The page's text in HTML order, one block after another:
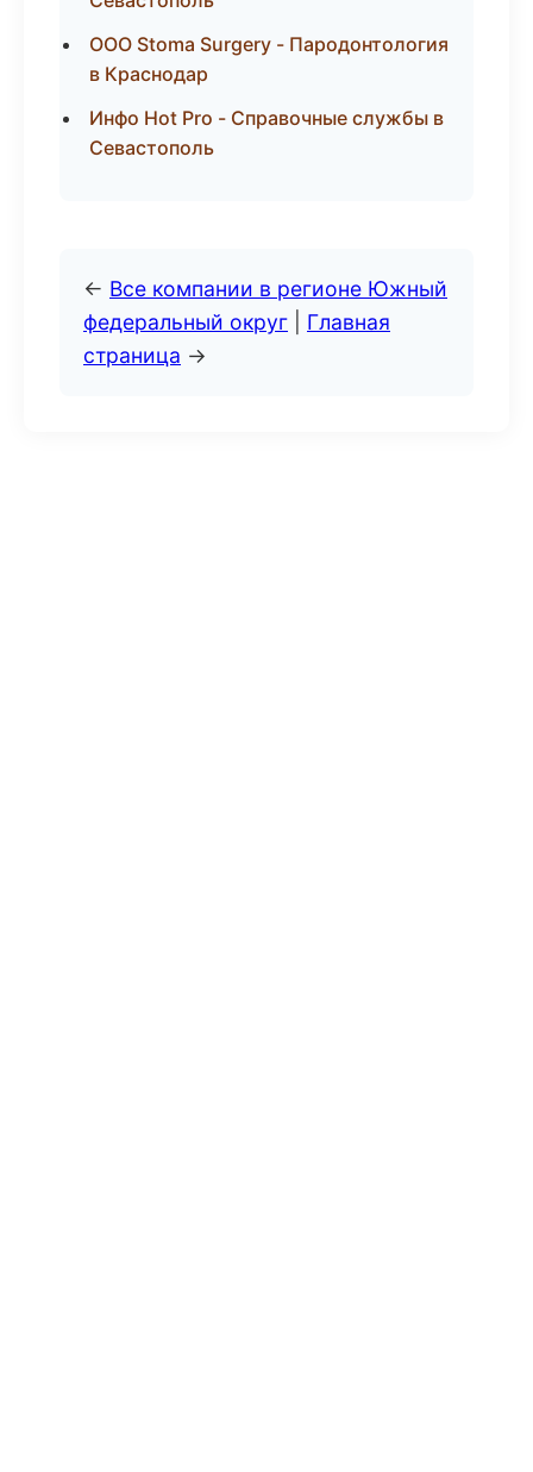
ООО Stoma Surgery - Пародонтология
в Краснодар
Инфо Hot Pro - Справочные службы в
Севастополь
← Все компании в регионе Южный
федеральный округ
Главная
страница →